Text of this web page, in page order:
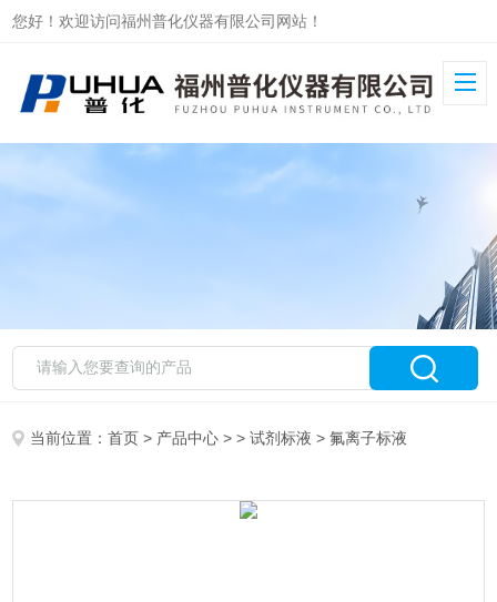
您好！欢迎访问福州普化仪器有限公司网站！
当前位置：首页 > 产品中心 > >试剂标液 > 氟离子标液